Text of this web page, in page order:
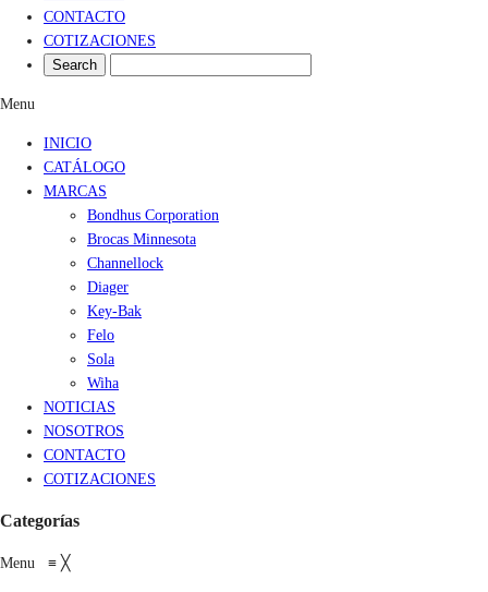
CONTACTO
COTIZACIONES
Menu
INICIO
CATÁLOGO
MARCAS
Bondhus Corporation
Brocas Minnesota
Channellock
Diager
Key-Bak
Felo
Sola
Wiha
NOTICIAS
NOSOTROS
CONTACTO
COTIZACIONES
Categorías
Menu ≡ ╳